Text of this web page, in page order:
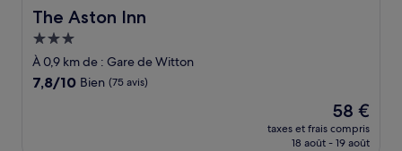
The Aston Inn
The Aston Inn
Hébergement
3.0 étoiles
À 0,9 km de : Gare de Witton
7.8
7,8/10 Bien (75 avis)
Le
nouveau
prix
58 €
taxes et frais compris
18 août - 19 août